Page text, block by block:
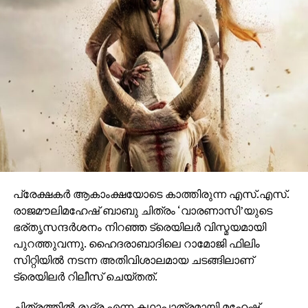
വേദിയെ ധന്യമാക്കി. ഐമാക്‌സിലാണ് ചിത്രം
ഒരുങ്ങുന്നത് എന്നതിനാല്‍ തന്നെ തിയേറ്ററുകളില്‍
ഗംഭീരമായ കാഴ്ചാനുഭൂതി
സമ്മാനിക്കുമെന്നുറപ്പാണ്.ബാഹുബലിയും ആർ ആർ
ആറും ഒരുക്കിയ രാജമൗലിയുടെ ബ്രഹ്മാണ്ഡ ചിത്രം
വാരണാസി 2027ൽ തിയേറ്ററുകളിലേക്കെത്തും. പി ആർ
ഓ ആൻഡ് മാർക്കറ്റിംഗ് സ്ട്രാറ്റജിസ്റ്റ് : പ്രതീഷ് ശേഖർ.
പ്രേക്ഷകര്‍ ആകാംക്ഷയോടെ കാത്തിരുന്ന എസ്.എസ്.
രാജമൗലിമഹേഷ് ബാബു ചിത്രം ‘വാരണാസി’യുടെ
ഭര്തൃസന്ദര്‍ശനം നിറഞ്ഞ ട്രെയിലര്‍ വിസ്മയമായി
പുറത്തുവന്നു. ഹൈദരാബാദിലെ റാമോജി ഫിലിം
സിറ്റിയില്‍ നടന്ന അതിവിശാലമായ ചടങ്ങിലാണ്
ട്രെയിലര്‍ റിലീസ് ചെയ്തത്.